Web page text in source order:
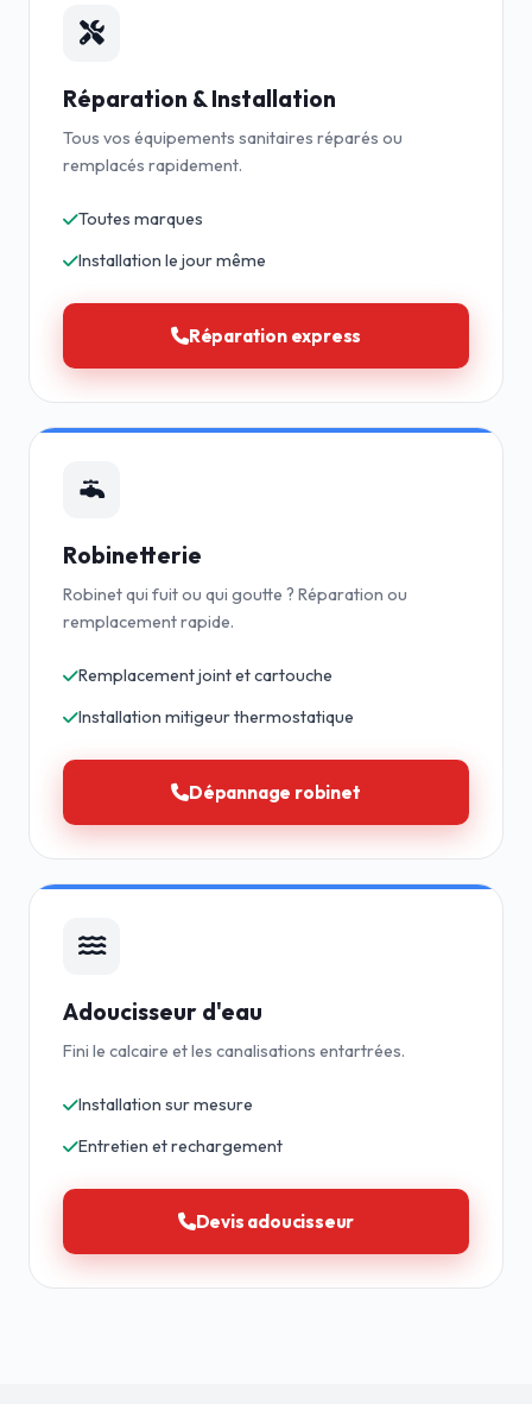
Réparation & Installation
Tous vos équipements sanitaires réparés ou
remplacés rapidement.
Toutes marques
Installation le jour même
Réparation express
Robinetterie
Robinet qui fuit ou qui goutte ? Réparation ou
remplacement rapide.
Remplacement joint et cartouche
Installation mitigeur thermostatique
Dépannage robinet
Adoucisseur d'eau
Fini le calcaire et les canalisations entartrées.
Installation sur mesure
Entretien et rechargement
Devis adoucisseur